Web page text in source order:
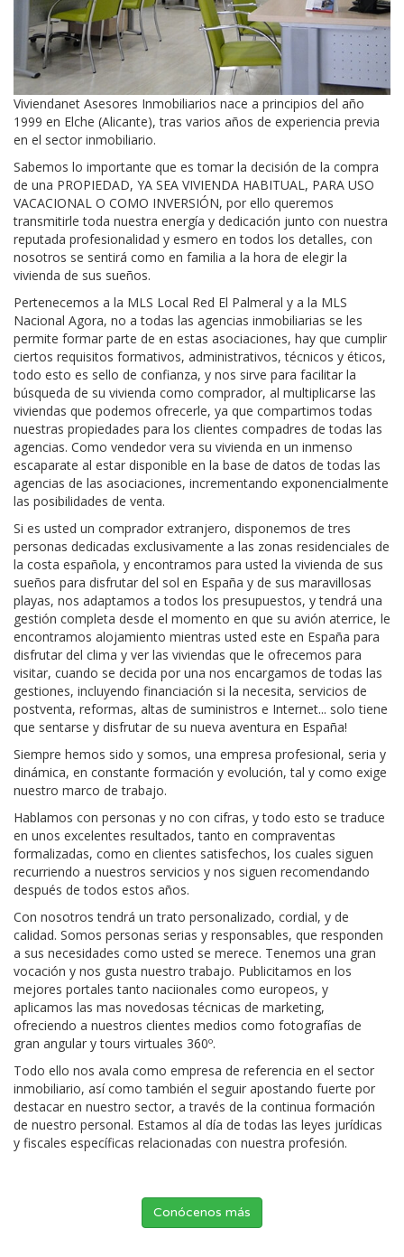
Viviendanet Asesores Inmobiliarios nace a principios del año
1999 en Elche (Alicante), tras varios años de experiencia previa
en el sector inmobiliario.
Sabemos lo importante que es tomar la decisión de la compra
de una PROPIEDAD, YA SEA VIVIENDA HABITUAL, PARA USO
VACACIONAL O COMO INVERSIÓN, por ello queremos
transmitirle toda nuestra energía y dedicación junto con nuestra
reputada profesionalidad y esmero en todos los detalles, con
nosotros se sentirá como en familia a la hora de elegir la
vivienda de sus sueños.
Pertenecemos a la MLS Local Red El Palmeral y a la MLS
Nacional Agora, no a todas las agencias inmobiliarias se les
permite formar parte de en estas asociaciones, hay que cumplir
ciertos requisitos formativos, administrativos, técnicos y éticos,
todo esto es sello de confianza, y nos sirve para facilitar la
búsqueda de su vivienda como comprador, al multiplicarse las
viviendas que podemos ofrecerle, ya que compartimos todas
nuestras propiedades para los clientes compadres de todas las
agencias. Como vendedor vera su vivienda en un inmenso
escaparate al estar disponible en la base de datos de todas las
agencias de las asociaciones, incrementando exponencialmente
las posibilidades de venta.
Si es usted un comprador extranjero, disponemos de tres
personas dedicadas exclusivamente a las zonas residenciales de
la costa española, y encontramos para usted la vivienda de sus
sueños para disfrutar del sol en España y de sus maravillosas
playas, nos adaptamos a todos los presupuestos, y tendrá una
gestión completa desde el momento en que su avión aterrice, le
encontramos alojamiento mientras usted este en España para
disfrutar del clima y ver las viviendas que le ofrecemos para
visitar, cuando se decida por una nos encargamos de todas las
gestiones, incluyendo financiación si la necesita, servicios de
postventa, reformas, altas de suministros e Internet... solo tiene
que sentarse y disfrutar de su nueva aventura en España!
Siempre hemos sido y somos, una empresa profesional, seria y
dinámica, en constante formación y evolución, tal y como exige
nuestro marco de trabajo.
Hablamos con personas y no con cifras, y todo esto se traduce
en unos excelentes resultados, tanto en compraventas
formalizadas, como en clientes satisfechos, los cuales siguen
recurriendo a nuestros servicios y nos siguen recomendando
después de todos estos años.
Con nosotros tendrá un trato personalizado, cordial, y de
calidad. Somos personas serias y responsables, que responden
a sus necesidades como usted se merece. Tenemos una gran
vocación y nos gusta nuestro trabajo. Publicitamos en los
mejores portales tanto naciionales como europeos, y
aplicamos las mas novedosas técnicas de marketing,
ofreciendo a nuestros clientes medios como fotografías de
gran angular y tours virtuales 360º.
Todo ello nos avala como empresa de referencia en el sector
inmobiliario, así como también el seguir apostando fuerte por
destacar en nuestro sector, a través de la continua formación
de nuestro personal. Estamos al día de todas las leyes jurídicas
y fiscales específicas relacionadas con nuestra profesión.
Conócenos más